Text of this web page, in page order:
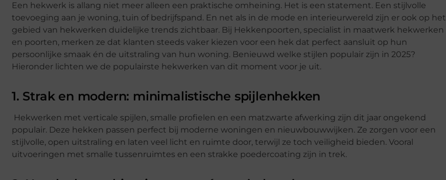
Een hekwerk is allang niet meer alleen een praktische omheining. Het is een statement. Een stijlvolle
toevoeging aan je woning, tuin of bedrijfspand. En net als in de mode en interieurwereld zijn er ook op het
gebied van hekwerken duidelijke trends zichtbaar. Bij Hekkenpoorten, specialist in maatwerk hekwerken
en poorten, merken ze dat klanten steeds vaker kiezen voor een hek dat perfect aansluit op hun
persoonlijke smaak én de uitstraling van hun woning. Benieuwd welke stijlen populair zijn in 2025?
Hieronder lichten we de populairste hekwerken van dit moment voor je uit.
1. Strak en modern: minimalistische spijlenhekken
Hekwerken met verticale spijlen, smalle profielen en een matzwarte afwerking zijn dit jaar ongekend
populair. Deze hekken passen perfect bij moderne woningen en nieuwbouwwijken. Ze zorgen voor een
stijlvolle, open uitstraling en laten veel licht en ruimte door, terwijl ze toch veiligheid bieden. Vooral
uitvoeringen met smalle tussenruimtes en een strakke poedercoating zijn in trek.